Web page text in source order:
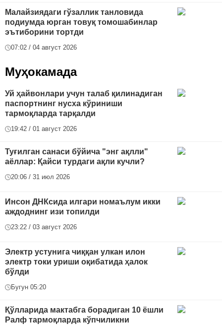
Малайзиядаги гўзаллик танловида
подиумда юрган товуқ томошабинлар
эътиборини тортди
07:02 / 04 август 2026
Муҳокамада
Уй ҳайвонлари учун талаб қилинадиган
паспортнинг нусха кўриниши
тармоқларда тарқалди
19:42 / 01 август 2026
Туғилган санаси бўйича "энг ақлли"
аёллар: Қайси турдаги ақли кучли?
20:06 / 31 июл 2026
Инсон ДНКсида илгари номаълум икки
аждоднинг изи топилди
23:22 / 03 август 2026
Электр устунига чиққан улкан илон
электр токи уриши оқибатида ҳалок
бўлди
Бугун 05:20
Қўлларида мактабга борадиган 10 ёшли
Ралф тармоқларда кўпчиликни